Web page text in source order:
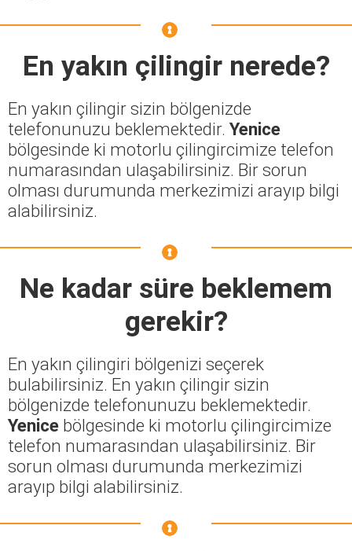
En yakın çilingir nerede?
En yakın çilingir sizin bölgenizde
telefonunuzu beklemektedir. Yenice
bölgesinde ki motorlu çilingircimize telefon
numarasından ulaşabilirsiniz. Bir sorun
olması durumunda merkezimizi arayıp bilgi
alabilirsiniz.
Ne kadar süre beklemem
gerekir?
En yakın çilingiri bölgenizi seçerek
bulabilirsiniz. En yakın çilingir sizin
bölgenizde telefonunuzu beklemektedir.
Yenice bölgesinde ki motorlu çilingircimize
telefon numarasından ulaşabilirsiniz. Bir
sorun olması durumunda merkezimizi
arayıp bilgi alabilirsiniz.